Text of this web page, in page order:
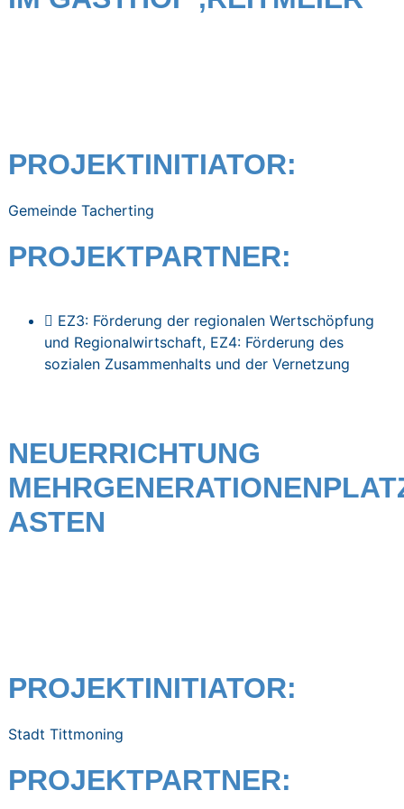
PROJEKTINITIATOR:
Gemeinde Tacherting
PROJEKTPARTNER:
EZ3: Förderung der regionalen Wertschöpfung
und Regionalwirtschaft, EZ4: Förderung des
sozialen Zusammenhalts und der Vernetzung
NEUERRICHTUNG
ASTEN
PROJEKTINITIATOR:
Stadt Tittmoning
PROJEKTPARTNER: